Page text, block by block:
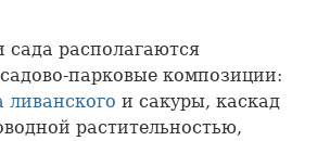
сада располагаются
парковые композиции:
ливанского и сакуры, каскад
растительностью,